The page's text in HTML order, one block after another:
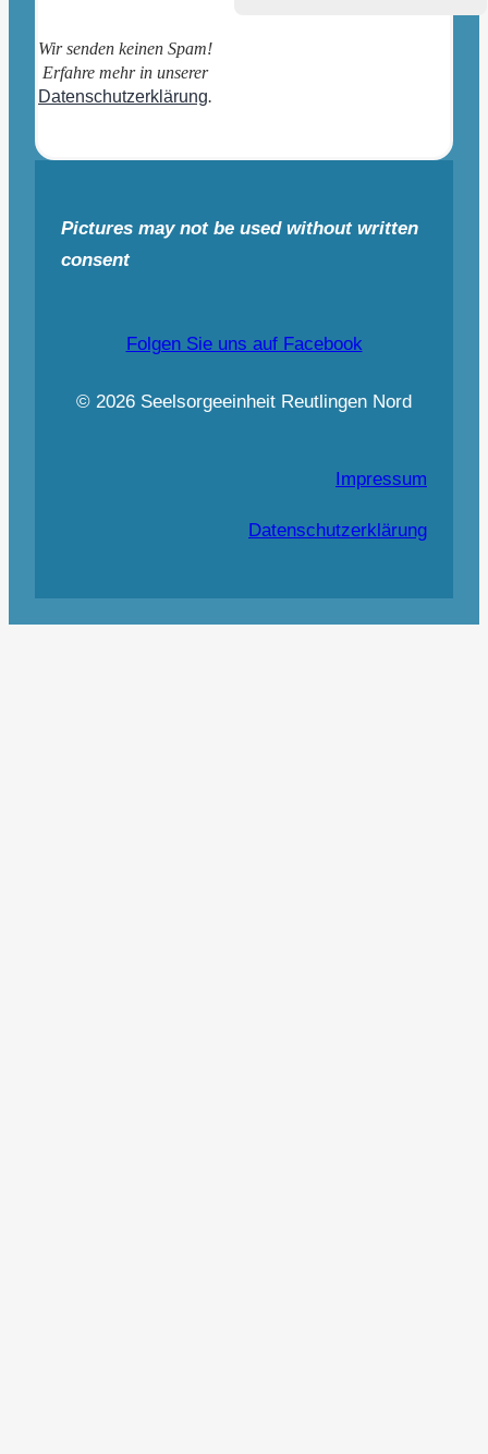
Wir senden keinen Spam!
Erfahre mehr in unserer
Datenschutzerklärung.
Pictures may not be used without written
consent
Folgen Sie uns auf Facebook
© 2026 Seelsorgeeinheit Reutlingen Nord
Impressum
Datenschutzerklärung